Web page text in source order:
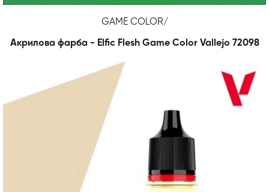
GAME COLOR/
Акрилова фарба - Elfic Flesh Game Color Vallejo 72098